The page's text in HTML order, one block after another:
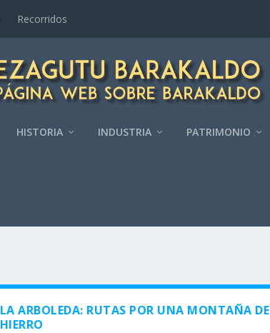
Recorridos
HISTORIA INDUSTRIA PATRIMONIO
LA ARBOLEDA: RUTAS POR UNA MONTAÑA DE
HIERRO